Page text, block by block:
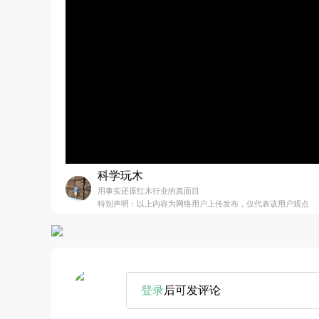
科学玩木
用事实还原红木行业的真面目
特别声明：以上内容为网络用户上传发布，仅代表该用户观点
登录后可发评论